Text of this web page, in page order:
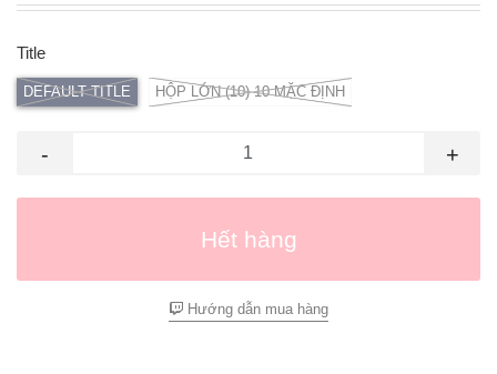
Title
DEFAULT TITLE HỘP LỚN (10) 10 MẶC ĐỊNH
- +
Hết hàng
Hướng dẫn mua hàng